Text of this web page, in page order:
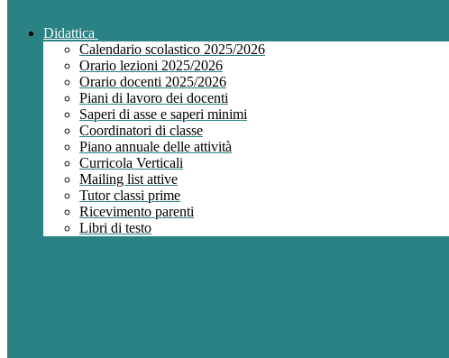
Didattica
Calendario scolastico 2025/2026
Orario lezioni 2025/2026
Orario docenti 2025/2026
Piani di lavoro dei docenti
Saperi di asse e saperi minimi
Coordinatori di classe
Piano annuale delle attività
Curricola Verticali
Mailing list attive
Tutor classi prime
Ricevimento parenti
Libri di testo